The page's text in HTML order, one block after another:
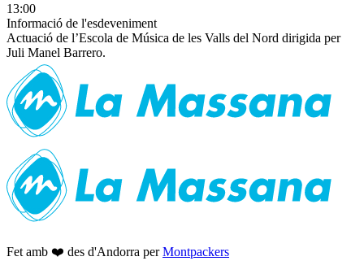
13:00
Informació de l'esdeveniment
Actuació de l’Escola de Música de les Valls del Nord dirigida per
Juli Manel Barrero.
Fet amb ❤️ des d'Andorra per Montpackers